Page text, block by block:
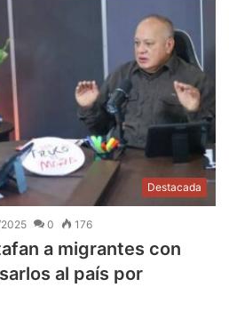
Destacada
0 176
a migrantes con
al país por